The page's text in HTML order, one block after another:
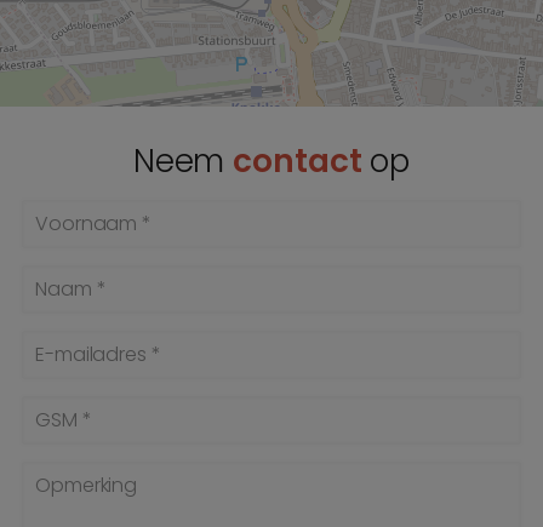
Neem contact op
Voornaam *
Naam *
E-mailadres *
GSM *
Opmerking